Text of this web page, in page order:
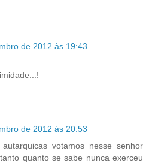
de 2012 às 19:43
de 2012 às 20:53
votamos nesse senhor
quanto se sabe nunca exerceu